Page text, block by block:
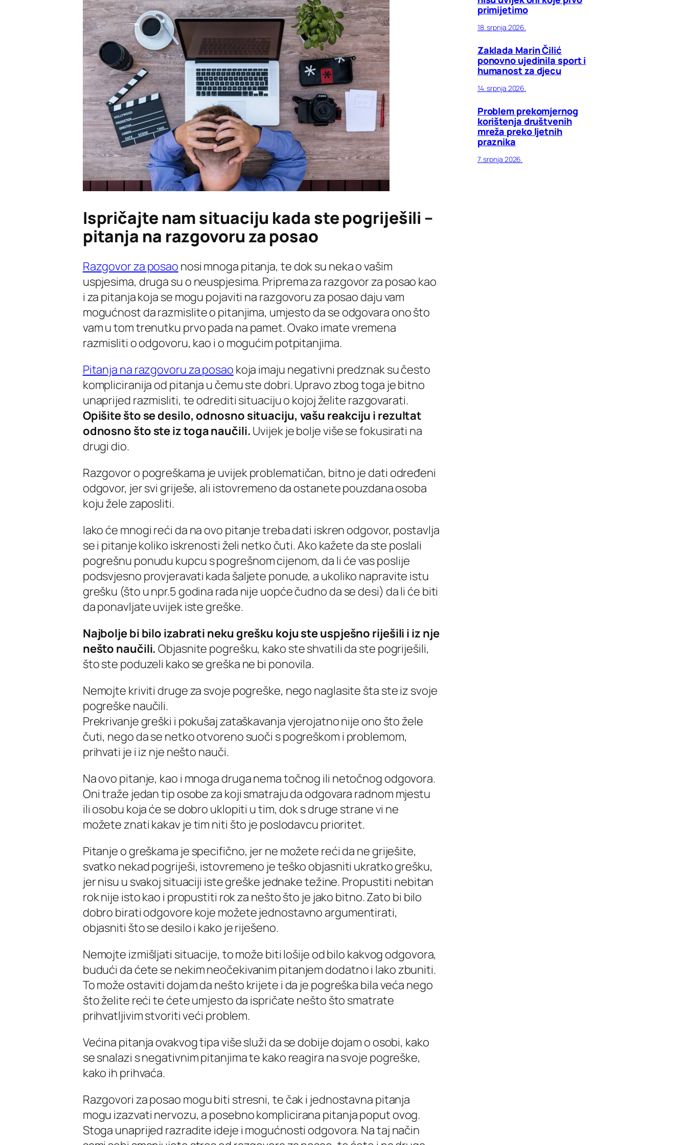
Ispričajte nam situaciju kada ste pogriješili –
pitanja na razgovoru za posao
Razgovor za posao nosi mnoga pitanja, te dok su neka o vašim
uspjesima, druga su o neuspjesima. Priprema za razgovor za posao kao
i za pitanja koja se mogu pojaviti na razgovoru za posao daju vam
mogućnost da razmislite o pitanjima, umjesto da se odgovara ono što
vam u tom trenutku prvo pada na pamet. Ovako imate vremena
razmisliti o odgovoru, kao i o mogućim potpitanjima.
Pitanja na razgovoru za posao koja imaju negativni predznak su često
kompliciranija od pitanja u čemu ste dobri. Upravo zbog toga je bitno
unaprijed razmisliti, te odrediti situaciju o kojoj želite razgovarati.
Opišite što se desilo, odnosno situaciju, vašu reakciju i rezultat
odnosno što ste iz toga naučili. Uvijek je bolje više se fokusirati na
drugi dio.
Razgovor o pogreškama je uvijek problematičan, bitno je dati određeni
odgovor, jer svi griješe, ali istovremeno da ostanete pouzdana osoba
koju žele zaposliti.
Iako će mnogi reći da na ovo pitanje treba dati iskren odgovor, postavlja
se i pitanje koliko iskrenosti želi netko čuti. Ako kažete da ste poslali
pogrešnu ponudu kupcu s pogrešnom cijenom, da li će vas poslije
podsvjesno provjeravati kada šaljete ponude, a ukoliko napravite istu
grešku (što u npr.5 godina rada nije uopće čudno da se desi) da li će biti
da ponavljate uvijek iste greške.
Najbolje bi bilo izabrati neku grešku koju ste uspješno riješili i iz nje
nešto naučili. Objasnite pogrešku, kako ste shvatili da ste pogriješili,
što ste poduzeli kako se greška ne bi ponovila.
Nemojte kriviti druge za svoje pogreške, nego naglasite šta ste iz svoje
pogreške naučili.
Prekrivanje greški i pokušaj zataškavanja vjerojatno nije ono što žele
čuti, nego da se netko otvoreno suoči s pogreškom i problemom,
prihvati je i iz nje nešto nauči.
Na ovo pitanje, kao i mnoga druga nema točnog ili netočnog odgovora.
Oni traže jedan tip osobe za koji smatraju da odgovara radnom mjestu
ili osobu koja će se dobro uklopiti u tim, dok s druge strane vi ne
možete znati kakav je tim niti što je poslodavcu prioritet.
Pitanje o greškama je specifično, jer ne možete reći da ne griješite,
svatko nekad pogriješi, istovremeno je teško objasniti ukratko grešku,
jer nisu u svakoj situaciji iste greške jednake težine. Propustiti nebitan
rok nije isto kao i propustiti rok za nešto što je jako bitno. Zato bi bilo
dobro birati odgovore koje možete jednostavno argumentirati,
objasniti što se desilo i kako je riješeno.
Nemojte izmišljati situacije, to može biti lošije od bilo kakvog odgovora,
budući da ćete se nekim neočekivanim pitanjem dodatno i lako zbuniti.
To može ostaviti dojam da nešto krijete i da je pogreška bila veća nego
što želite reći te ćete umjesto da ispričate nešto što smatrate
prihvatljivim stvoriti veći problem.
Većina pitanja ovakvog tipa više služi da se dobije dojam o osobi, kako
se snalazi s negativnim pitanjima te kako reagira na svoje pogreške,
kako ih prihvaća.
Razgovori za posao mogu biti stresni, te čak i jednostavna pitanja
mogu izazvati nervozu, a posebno komplicirana pitanja poput ovog.
Stoga unaprijed razradite ideje i mogućnosti odgovora. Na taj način
primijetimo
18. srpnja 2026.
Zaklada Marin Čilić
ponovno ujedinila sport i
humanost za djecu
14. srpnja 2026.
Problem prekomjernog
korištenja društvenih
mreža preko ljetnih
praznika
7. srpnja 2026.